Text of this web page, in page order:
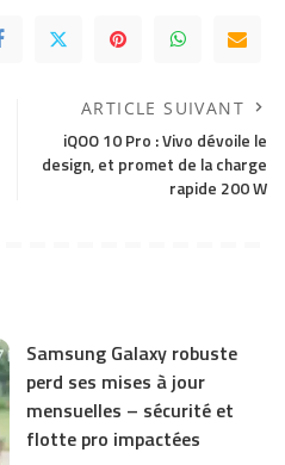
ARTICLE SUIVANT
iQOO 10 Pro : Vivo dévoile le
design, et promet de la charge
rapide 200 W
Samsung Galaxy robuste
perd ses mises à jour
mensuelles – sécurité et
flotte pro impactées